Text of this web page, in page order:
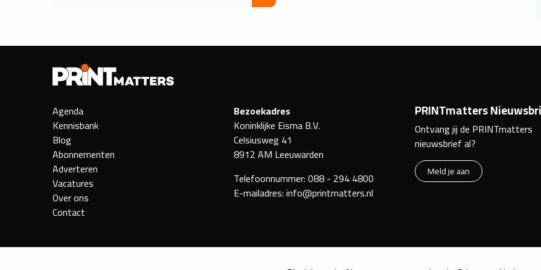
Agenda
Kennisbank
Blog
Abonnementen
Adverteren
Vacatures
Over ons
Contact
Bezoekadres
Koninklijke Eisma B.V.
Celsiusweg 41
8912 AM Leeuwarden
Telefoonnummer:088 - 294 4800
E-mailadres:info@printmatters.nl
PRINTmatters
Ontvang jij de PRINTmatters
nieuwsbrief al?
Meld je aan